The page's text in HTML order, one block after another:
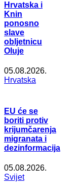
Hrvatska i
Knin
ponosno
slave
obljetnicu
Oluje
05.08.2026.
Hrvatska
EU će se
boriti protiv
krijumčarenja
migranata i
dezinformacija
05.08.2026.
Svijet